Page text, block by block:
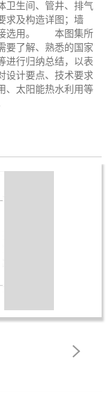
卫生间、管井、排气
求及构造详图；墙
接选用。 本图集所
要了解、熟悉的国家
进行归纳总结，以表
设计要点、技术要求
、太阳能热水利用等